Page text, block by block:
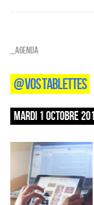
_Agenda
@ VOS TABLETTES
MARDI 1 OCTOBRE